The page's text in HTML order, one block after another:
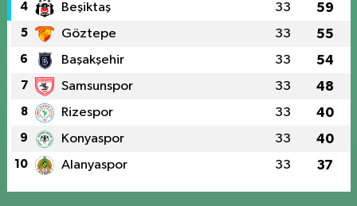
4 Beşiktaş 33 59
5 Göztepe 33 55
6 Başakşehir 33 54
7 Samsunspor 33 48
8 Rizespor 33 40
9 Konyaspor 33 40
10 Alanyaspor 33 37